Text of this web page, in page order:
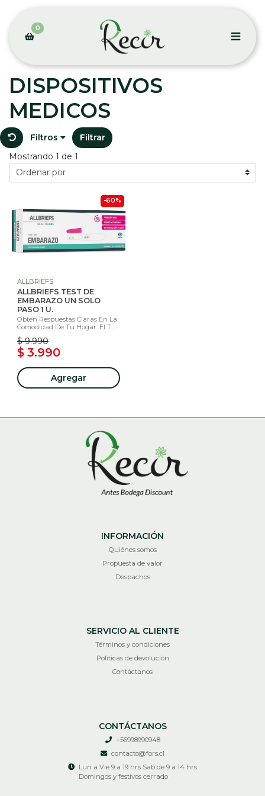
0
DISPOSITIVOS
MEDICOS
Filtros
Filtrar
Mostrando 1 de 1
-60%
ALLBRIEFS
ALLBRIEFS TEST DE
EMBARAZO UN SOLO
PASO 1 U.
Obtén Respuestas Claras En La
Comodidad De Tu Hogar. El T...
$ 9.990
$ 3.990
Agregar
INFORMACIÓN
Quiénes somos
Propuesta de valor
Despachos
SERVICIO AL CLIENTE
Términos y condiciones
Políticas de devolución
Contáctanos
CONTÁCTANOS
+56998990948
contacto@fors.cl
Lun a Vie 9 a 19 hrs Sab de 9 a 14 hrs
Domingos y festivos cerrado